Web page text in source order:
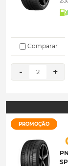
Comparar
- 2 +
PROMOÇÃO